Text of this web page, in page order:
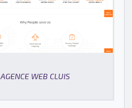
AGENCE WEB CLUIS